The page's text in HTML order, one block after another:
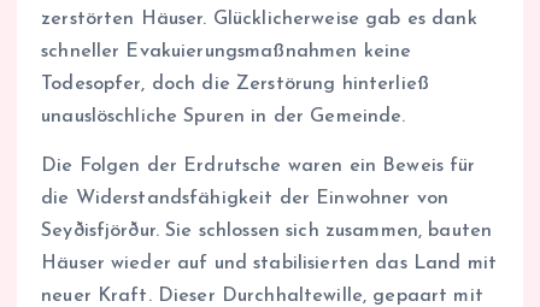
zerstörten Häuser. Glücklicherweise gab es dank
schneller Evakuierungsmaßnahmen keine
Todesopfer, doch die Zerstörung hinterließ
unauslöschliche Spuren in der Gemeinde.
Die Folgen der Erdrutsche waren ein Beweis für
die Widerstandsfähigkeit der Einwohner von
Seyðisfjörður. Sie schlossen sich zusammen, bauten
Häuser wieder auf und stabilisierten das Land mit
neuer Kraft. Dieser Durchhaltewille, gepaart mit